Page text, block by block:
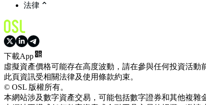
法律
下載App
虛擬資產價格可能存在高度波動，請在參與任何投資活動
此頁資訊受相關法律及使用條款約束。
© OSL 版權所有。
本網站涉及數字資產交易，可能包括數字證券和其他複雜